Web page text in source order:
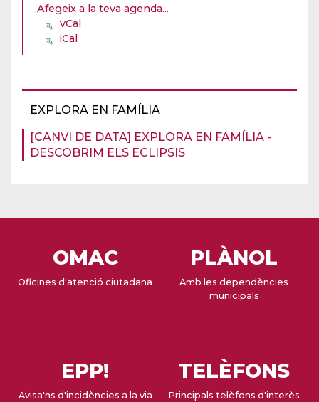
EXPLORA EN FAMÍLIA
[CANVI DE DATA] EXPLORA EN FAMÍLIA -
DESCOBRIM ELS ECLIPSIS
Afegeix a la teva agenda...
vCal
iCal
OMAC
Oficines d'atenció ciutadana
PLÀNOL
Amb les dependències
municipals
EPP!
Avisa'ns d'incidències a la via
TELÈFONS
Principals telèfons d'interès